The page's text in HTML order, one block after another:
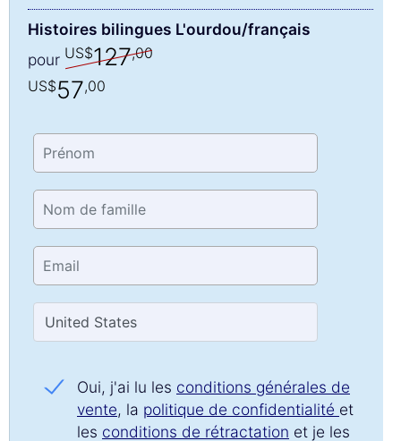
Histoires bilingues L'ourdou/français
pour US$127,00
US$57,00
Oui, j'ai lu les conditions générales de
vente, la politique de confidentialité et
les conditions de rétractation et je les
Chat »